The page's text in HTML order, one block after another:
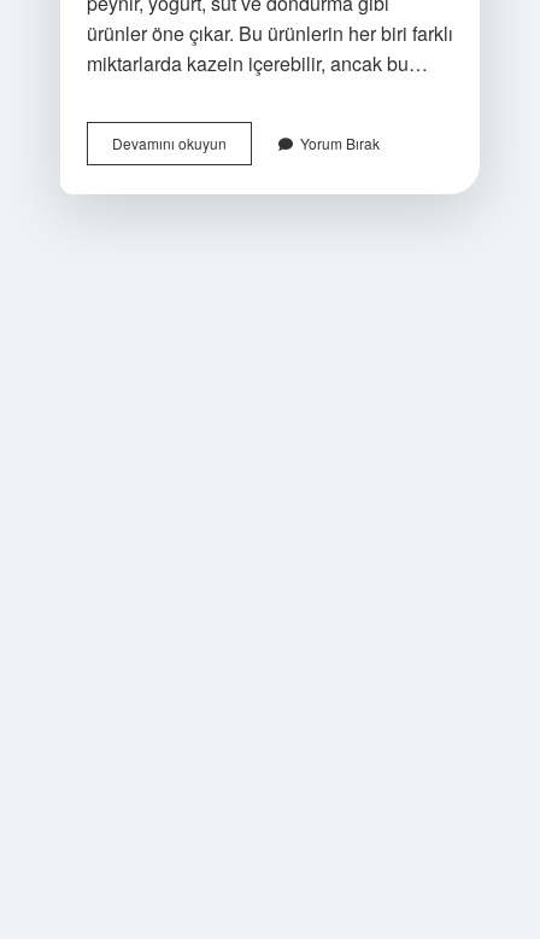
ürünler öne çıkar. Bu ürünlerin her biri farklı
miktarlarda kazein içerebilir, ancak bu…
Devamını okuyunSoya
Sütünde
Yorum Bırak